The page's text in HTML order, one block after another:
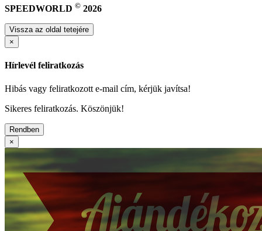
SPEEDWORLD © 2026
Vissza az oldal tetejére
×
Hírlevél feliratkozás
Hibás vagy feliratkozott e-mail cím, kérjük javítsa!
Sikeres feliratkozás. Köszönjük!
Rendben
×